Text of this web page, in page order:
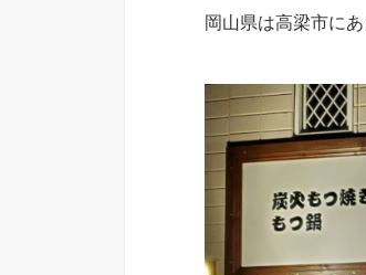
岡山県は高梁市に